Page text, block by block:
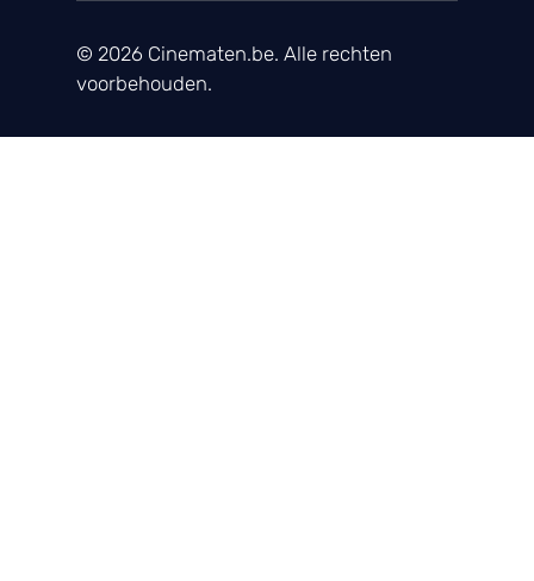
© 2026 Cinematen.be. Alle rechten
voorbehouden.